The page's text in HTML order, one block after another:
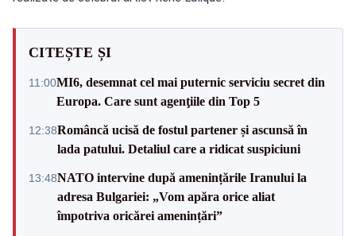
CITEȘTE ȘI
11:00MI6, desemnat cel mai puternic serviciu secret din
Europa. Care sunt agenţiile din Top 5
12:38Româncă ucisă de fostul partener și ascunsă în
lada patului. Detaliul care a ridicat suspiciuni
13:48NATO intervine după amenințările Iranului la
adresa Bulgariei: „Vom apăra orice aliat
împotriva oricărei amenințări”